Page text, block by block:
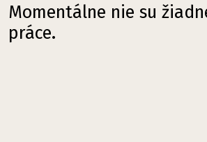
Momentálne nie su
práce.